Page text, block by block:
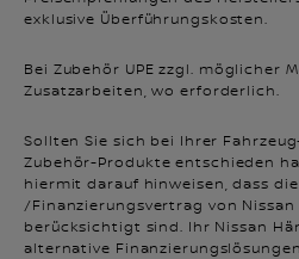
exklusive Überführungskosten.
Bei Zubehör UPE zzgl. möglicher
Zusatzarbeiten, wo erforderlich.
Sollten Sie sich bei Ihrer
Zubehör-Produkte entschieden
hiermit darauf hinweisen, dass
/Finanzierungsvertrag von Nissan
berücksichtigt sind. Ihr Nissan
alternative